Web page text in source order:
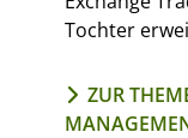
Tochter
ZUR